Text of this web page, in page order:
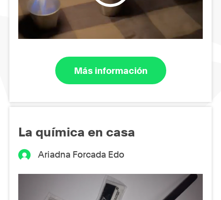
Más información
La química en casa
Ariadna Forcada Edo